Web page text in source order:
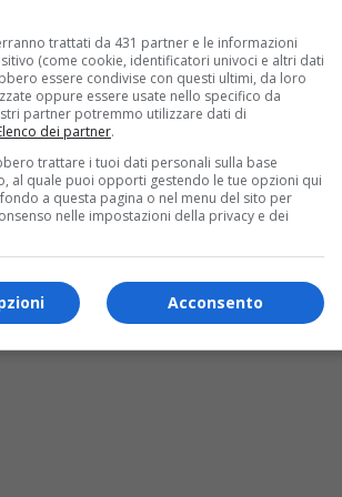
a battere il record
trattati da 431 partner e le informazioni
(come cookie, identificatori univoci e altri dati
essere condivise con questi ultimi, da loro
oppure essere usate nello specifico da
partner potremmo utilizzare dati di
dei partner.
trattare i tuoi dati personali sulla base
al quale puoi opporti gestendo le tue opzioni qui
a questa pagina o nel menu del sito per
nelle impostazioni della privacy e dei
Acconsento